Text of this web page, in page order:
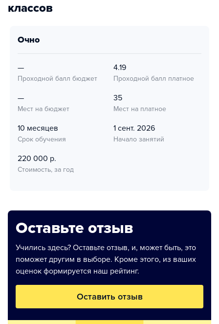
классов
очно
—
Проходной балл бюджет
4.19
Проходной балл платное
—
Мест на бюджет
35
Мест на платное
10 месяцев
Срок обучения
1 сент. 2026
Начало занятий
220 000 р.
Стоимость, за год
Оставьте отзыв
Учились здесь? Оставьте отзыв, и, может быть, это
поможет другим в выборе. Кроме этого, из ваших
оценок формируется наш рейтинг.
Оставить отзыв